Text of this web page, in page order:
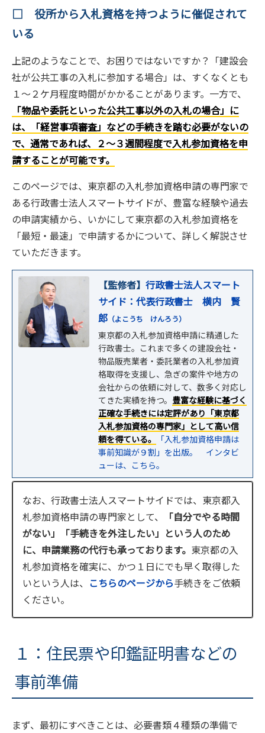
□ 役所から入札資格を持つように催促されて
いる
上記のようなことで、お困りではないですか？「建設会
社が公共工事の入札に参加する場合」は、すくなくとも
１～２ケ月程度時間がかかることがあります。一方で、
「物品や委託といった公共工事以外の入札の場合」に
は、「経営事項審査」などの手続きを踏む必要がないの
で、通常であれば、２～３週間程度で入札参加資格を申
請することが可能です。
このページでは、東京都の入札参加資格申請の専門家で
ある行政書士法人スマートサイドが、豊富な経験や過去
の申請実績から、いかにして東京都の入札参加資格を
「最短・最速」で申請するかについて、詳しく解説させ
ていただきます。
【監修者】 行政書士法人スマート
サイド：代表行政書士 横内 賢
郎 （よこうち けんろう）
東京都の入札参加資格申請に精通した
行政書士。これまで多くの建設会社・
物品販売業者・委託業者の入札参加資
格取得を支援し、急ぎの案件や地方の
会社からの依頼に対して、数多く対応し
てきた実績を持つ。 豊富な経験に基づく
正確な手続きには定評があり 「東京都
入札参加資格の専門家」として高い信
頼を得ている。
「入札参加資格申請は
事前知識が９割」を出版。
インタビ
ューは、こちら。
なお、行政書士法人スマートサイドでは、東京都入
札参加資格申請の専門家として、
「自分でやる時間
がない」「手続きを外注したい」という人のため
に、申請業務の代行も承っております。 東京都の入
札参加資格を確実に、かつ１日にでも早く取得した
いという人は、 こちらのページから手続きをご依頼
ください。
１：住民票や印鑑証明書などの
事前準備
まず、最初にすべきことは、必要書類４種類の準備で